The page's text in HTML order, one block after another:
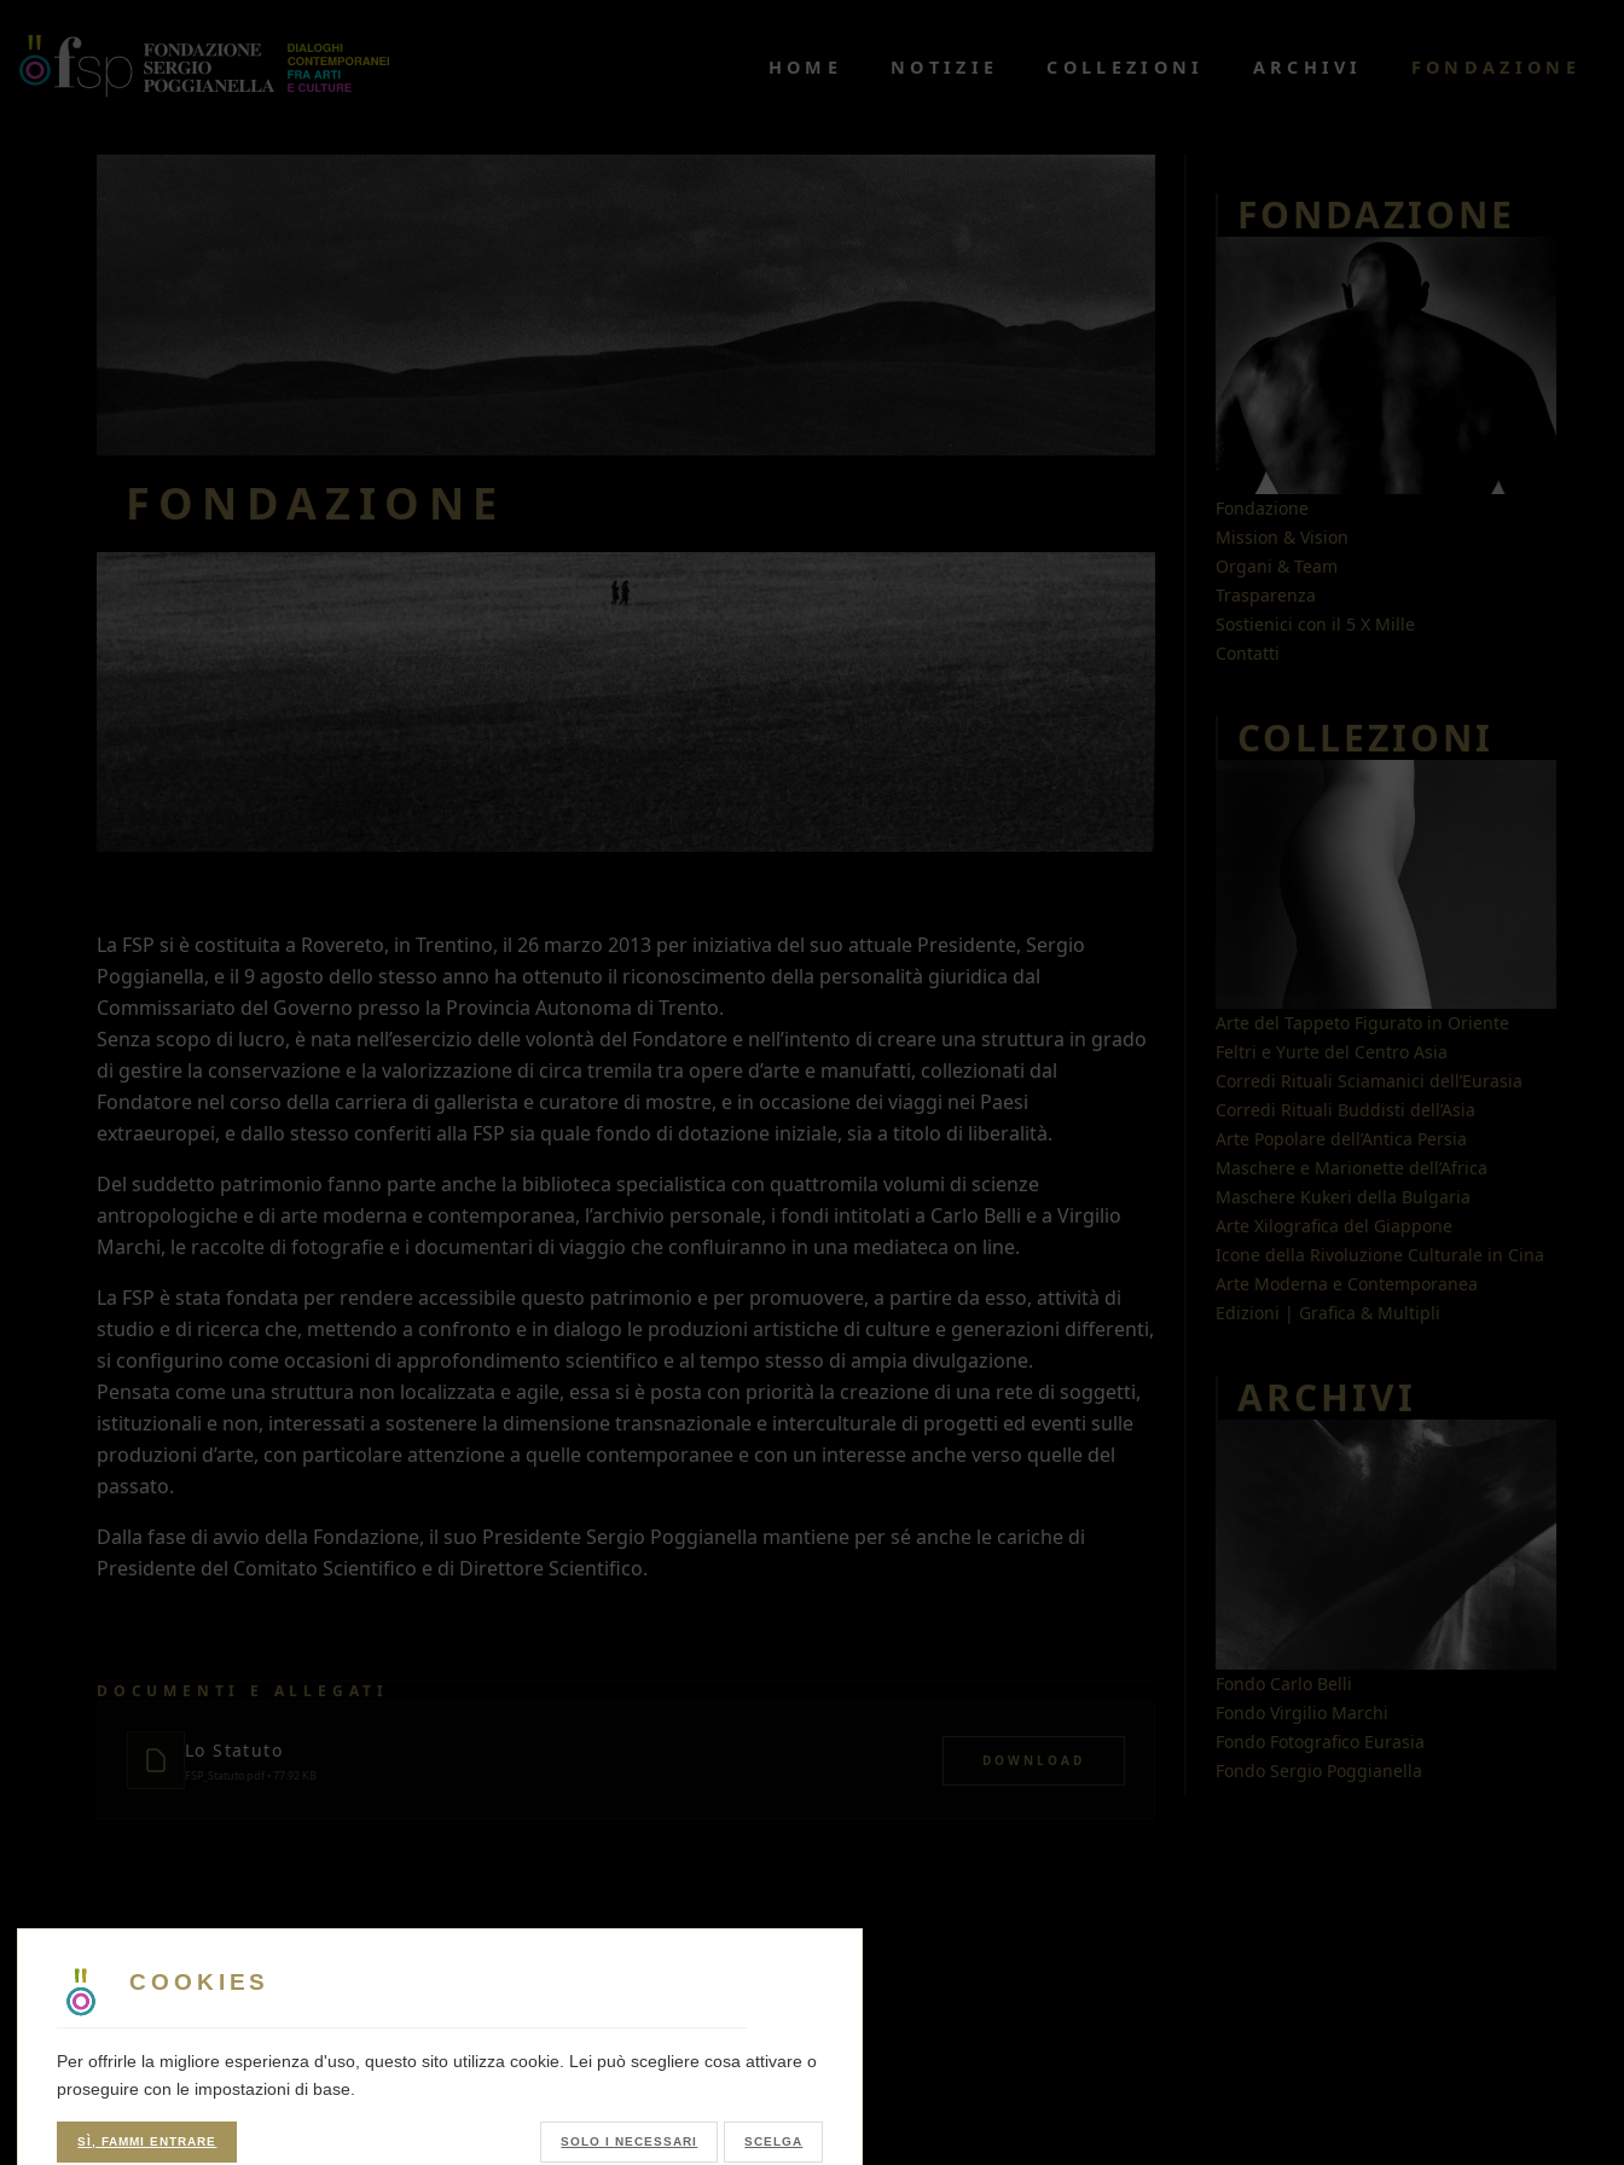
COOKIES
Per offrirle la migliore esperienza d'uso, questo sito utilizza cookie. Lei può scegliere cosa attivare o
proseguire con le impostazioni di base.
SÌ, FAMMI ENTRARE SCELGA
SOLO I NECESSARI
HOME NOTIZIE COLLEZIONI ARCHIVI FONDAZIONE
FONDAZIONE
La FSP si è costituita a Rovereto, in Trentino, il 26 marzo 2013 per iniziativa del suo attuale Presidente, Sergio
Poggianella, e il 9 agosto dello stesso anno ha ottenuto il riconoscimento della personalità giuridica dal
Commissariato del Governo presso la Provincia Autonoma di Trento.
Senza scopo di lucro, è nata nell’esercizio delle volontà del Fondatore e nell’intento di creare una struttura in grado
di gestire la conservazione e la valorizzazione di circa tremila tra opere d’arte e manufatti, collezionati dal
Fondatore nel corso della carriera di gallerista e curatore di mostre, e in occasione dei viaggi nei Paesi
extraeuropei, e dallo stesso conferiti alla FSP sia quale fondo di dotazione iniziale, sia a titolo di liberalità.
Del suddetto patrimonio fanno parte anche la biblioteca specialistica con quattromila volumi di scienze
antropologiche e di arte moderna e contemporanea, l’archivio personale, i fondi intitolati a Carlo Belli e a Virgilio
Marchi, le raccolte di fotografie e i documentari di viaggio che confluiranno in una mediateca on line.
La FSP è stata fondata per rendere accessibile questo patrimonio e per promuovere, a partire da esso, attività di
studio e di ricerca che, mettendo a confronto e in dialogo le produzioni artistiche di culture e generazioni differenti,
si configurino come occasioni di approfondimento scientifico e al tempo stesso di ampia divulgazione.
Pensata come una struttura non localizzata e agile, essa si è posta con priorità la creazione di una rete di soggetti,
istituzionali e non, interessati a sostenere la dimensione transnazionale e interculturale di progetti ed eventi sulle
produzioni d’arte, con particolare attenzione a quelle contemporanee e con un interesse anche verso quelle del
passato.
Dalla fase di avvio della Fondazione, il suo Presidente Sergio Poggianella mantiene per sé anche le cariche di
Presidente del Comitato Scientifico e di Direttore Scientifico.
DOCUMENTI E ALLEGATI
Lo Statuto
FSP_Statuto.pdf • 77.92 KB
DOWNLOAD
FONDAZIONE
Fondazione
Mission & Vision
Organi & Team
Trasparenza
Sostienici con il 5 X Mille
Contatti
COLLEZIONI
Arte del Tappeto Figurato in Oriente
Feltri e Yurte del Centro Asia
Corredi Rituali Sciamanici dell’Eurasia
Corredi Rituali Buddisti dell’Asia
Arte Popolare dell’Antica Persia
Maschere e Marionette dell’Africa
Maschere Kukeri della Bulgaria
Arte Xilografica del Giappone
Icone della Rivoluzione Culturale in Cina
Arte Moderna e Contemporanea
Edizioni | Grafica & Multipli
ARCHIVI
Fondo Carlo Belli
Fondo Virgilio Marchi
Fondo Fotografico Eurasia
Fondo Sergio Poggianella